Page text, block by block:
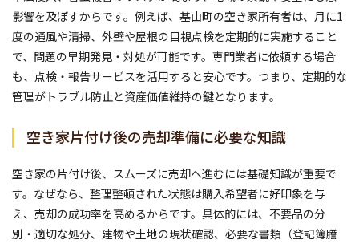
影響を及ぼすからです。例えば、基山町の空き家所有者は、月に1
度の通風や清掃、外壁や屋根の目視点検を定期的に実施すること
で、問題の早期発見・対処が可能です。専門業者に依頼する場合
も、点検・報告サービスを活用すると安心です。つまり、定期的な
管理がトラブル防止と資産価値維持の鍵となります。
空き家片付け後の売却準備に必要な知識
空き家の片付け後、スムーズに売却へ進むには基礎知識が重要で
す。なぜなら、整理整頓された状態は購入希望者に好印象を与
え、売却の成功率を高めるからです。具体的には、不要品の分
別・適切な処分、建物や土地の現状確認、必要な書類（登記簿謄